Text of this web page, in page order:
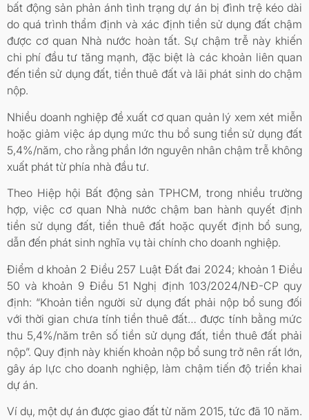
bất động sản phản ánh tình trạng dự án bị đình trệ kéo dài
do quá trình thẩm định và xác định tiền sử dụng đất chậm
được cơ quan Nhà nước hoàn tất. Sự chậm trễ này khiến
chi phí đầu tư tăng mạnh, đặc biệt là các khoản liên quan
đến tiền sử dụng đất, tiền thuê đất và lãi phát sinh do chậm
nộp.
Nhiều doanh nghiệp đề xuất cơ quan quản lý xem xét miễn
hoặc giảm việc áp dụng mức thu bổ sung tiền sử dụng đất
5,4%/năm, cho rằng phần lớn nguyên nhân chậm trễ không
xuất phát từ phía nhà đầu tư.
Theo Hiệp hội Bất động sản TPHCM, trong nhiều trường
hợp, việc cơ quan Nhà nước chậm ban hành quyết định
tiền sử dụng đất, tiền thuê đất hoặc quyết định bổ sung,
dẫn đến phát sinh nghĩa vụ tài chính cho doanh nghiệp.
Điểm d khoản 2 Điều 257 Luật Đất đai 2024; khoản 1 Điều
50 và khoản 9 Điều 51 Nghị định 103/2024/NĐ-CP quy
định: “Khoản tiền người sử dụng đất phải nộp bổ sung đối
với thời gian chưa tính tiền thuê đất… được tính bằng mức
thu 5,4%/năm trên số tiền sử dụng đất, tiền thuê đất phải
nộp”. Quy định này khiến khoản nộp bổ sung trở nên rất lớn,
gây áp lực cho doanh nghiệp, làm chậm tiến độ triển khai
dự án.
Ví dụ, một dự án được giao đất từ năm 2015, tức đã 10 năm.